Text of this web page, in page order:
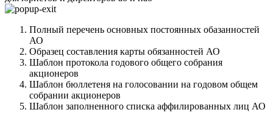
Полный перечень основных постоянных обазанностей
АО
Образец составления карты обязанностей АО
Шаблон протокола годового общего собрания
акционеров
Шаблон бюллетеня на голосовании на годовом общем
собрании акционеров
Шаблон заполненного списка аффилированных лиц АО